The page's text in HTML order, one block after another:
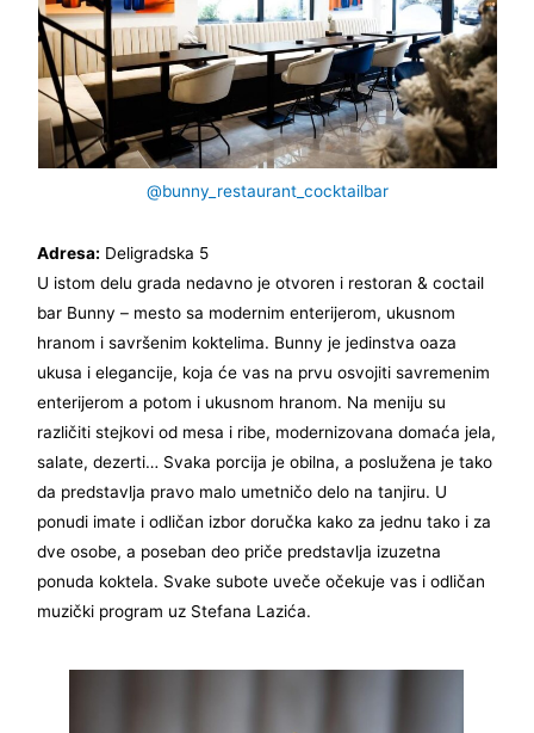
@bunny_restaurant_cocktailbar
Adresa: Deligradska 5
U istom delu grada nedavno je otvoren i restoran & coctail
bar Bunny – mesto sa modernim enterijerom, ukusnom
hranom i savršenim koktelima. Bunny je jedinstva oaza
ukusa i elegancije, koja će vas na prvu osvojiti savremenim
enterijerom a potom i ukusnom hranom. Na meniju su
različiti stejkovi od mesa i ribe, modernizovana domaća jela,
salate, dezerti… Svaka porcija je obilna, a poslužena je tako
da predstavlja pravo malo umetničo delo na tanjiru. U
ponudi imate i odličan izbor doručka kako za jednu tako i za
dve osobe, a poseban deo priče predstavlja izuzetna
ponuda koktela. Svake subote uveče očekuje vas i odličan
muzički program uz Stefana Lazića.